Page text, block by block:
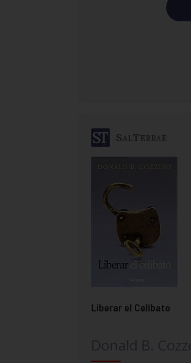
SalTerrae
Liberar el Celibato